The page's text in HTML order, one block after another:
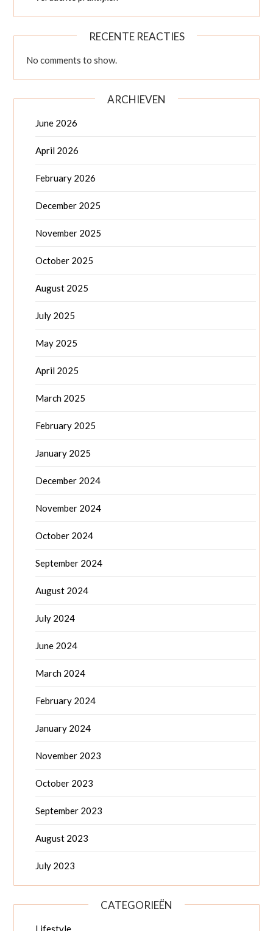
RECENTE REACTIES
No comments to show.
ARCHIEVEN
June 2026
April 2026
February 2026
December 2025
November 2025
October 2025
August 2025
July 2025
May 2025
April 2025
March 2025
February 2025
January 2025
December 2024
November 2024
October 2024
September 2024
August 2024
July 2024
June 2024
March 2024
February 2024
January 2024
November 2023
October 2023
September 2023
August 2023
July 2023
CATEGORIEËN
Lifestyle